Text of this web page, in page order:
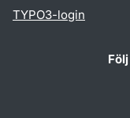
TYPO3-login